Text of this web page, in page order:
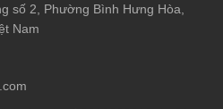
số 2, Phường Bình Hưng Hòa,
Nam